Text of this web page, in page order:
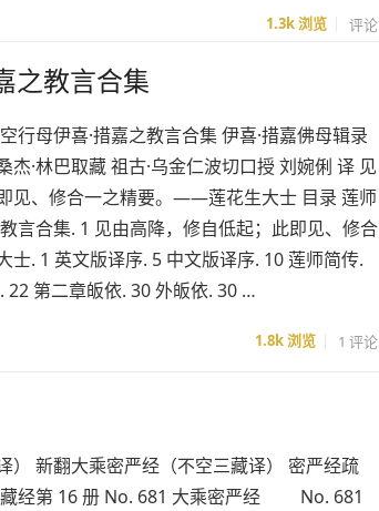
1.3k浏览 评论
之教言合集
行母伊喜·措嘉之教言合集 伊喜·措嘉佛母辑录
杰·林巴取藏 祖古·乌金仁波切口授 刘婉俐 译 见
见、修合一之精要。——莲花生大士 目录 莲师
言合集. 1 见由高降，修自低起；此即见、修合
. 1 英文版译序. 5 中文版译序. 10 莲师简传.
22 第二章皈依. 30 外皈依. 30 …
1.8k浏览 1 评论
） 新翻大乘密严经（不空三藏译） 密严经疏
藏经第 16 册 No. 681 大乘密严经 No. 681